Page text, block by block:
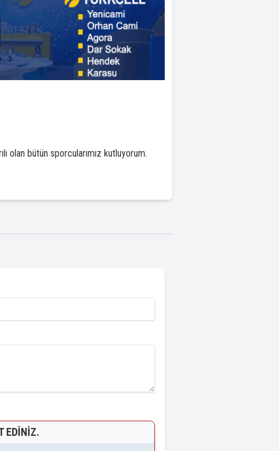
olan bütün sporcularımız kutluyorum.
EDINIZ.